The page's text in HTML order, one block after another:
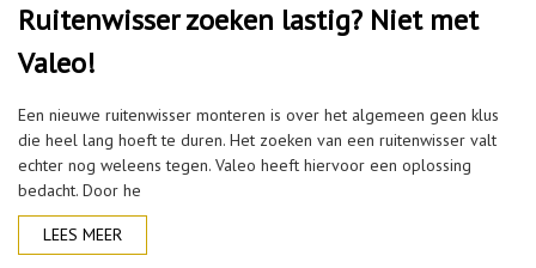
Ruitenwisser zoeken lastig? Niet met
Valeo!
Een nieuwe ruitenwisser monteren is over het algemeen geen klus
die heel lang hoeft te duren. Het zoeken van een ruitenwisser valt
echter nog weleens tegen. Valeo heeft hiervoor een oplossing
bedacht. Door he
LEES MEER